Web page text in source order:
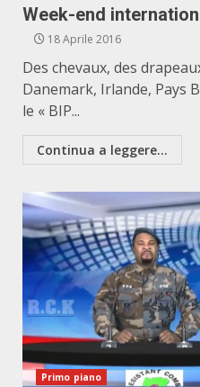
Week-end
18 Aprile 2016
Des chevaux, des
Danemark, Irlande, Pays
le « BIP...
Continua a leggere...
Primo piano